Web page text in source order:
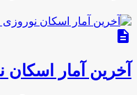
description
آخرین آمار اسکان